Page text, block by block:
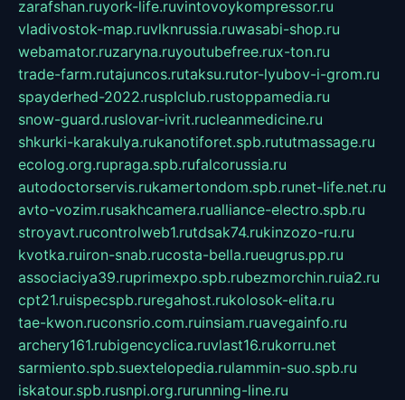
zarafshan.ruyork-life.ruvintovoykompressor.ru
vladivostok-map.ruvlknrussia.ruwasabi-shop.ru
webamator.ruzaryna.ruyoutubefree.rux-ton.ru
trade-farm.rutajuncos.rutaksu.rutor-lyubov-i-grom.ru
spayderhed-2022.rusplclub.rustoppamedia.ru
snow-guard.ruslovar-ivrit.rucleanmedicine.ru
shkurki-karakulya.rukanotiforet.spb.rututmassage.ru
ecolog.org.rupraga.spb.rufalcorussia.ru
autodoctorservis.rukamertondom.spb.runet-life.net.ru
avto-vozim.rusakhcamera.rualliance-electro.spb.ru
stroyavt.rucontrolweb1.rutdsak74.rukinzozo-ru.ru
kvotka.ruiron-snab.rucosta-bella.rueugrus.pp.ru
associaciya39.ruprimexpo.spb.rubezmorchin.ruia2.ru
cpt21.ruispecspb.ruregahost.rukolosok-elita.ru
tae-kwon.ruconsrio.com.ruinsiam.ruavegainfo.ru
archery161.rubigencyclica.ruvlast16.rukorru.net
sarmiento.spb.suextelopedia.rulammin-suo.spb.ru
iskatour.spb.rusnpi.org.rurunning-line.ru